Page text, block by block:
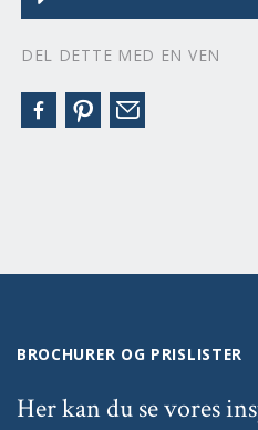
DEL DETTE MED EN VEN
BROCHURER OG PRISLISTER
Her kan du se vores